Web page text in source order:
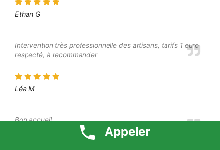
Ethan G
Intervention très professionnelle des artisans, tarifs 1 euro
respecté, à recommander
Léa M
Bon accueil
Appeler